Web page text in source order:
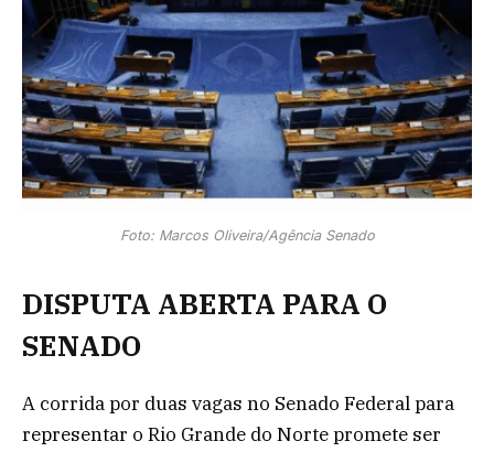
Foto: Marcos Oliveira/Agência Senado
DISPUTA ABERTA PARA O
SENADO
A corrida por duas vagas no Senado Federal para
representar o Rio Grande do Norte promete ser